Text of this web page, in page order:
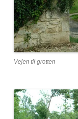
Vejen til grotten